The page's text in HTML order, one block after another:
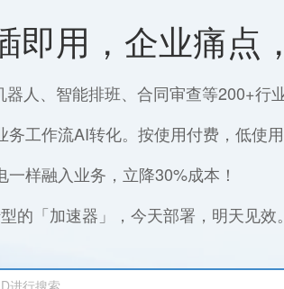
即用，企业痛点
人、智能排班、合同审查等200+行
务工作流AI转化。按使用付费，低使
一样融入业务，立降30%成本！
的「加速器」，今天部署，明天见效